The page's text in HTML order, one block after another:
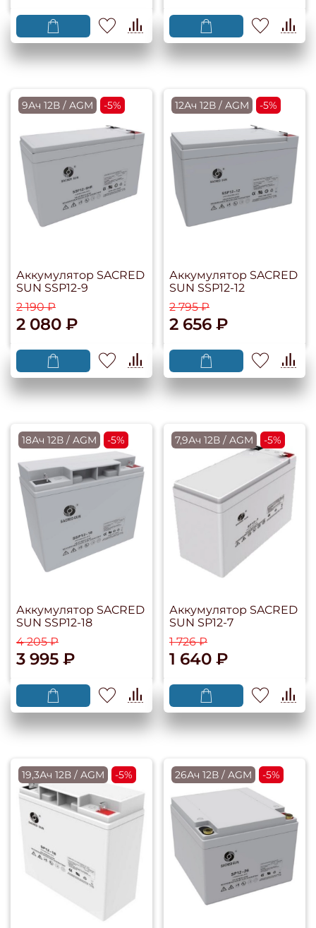
9Ач 12В / AGM -5%
Аккумулятор SACRED
SUN SSP12-9
2 190 ₽
2 080 ₽
12Ач 12В / AGM -5%
Аккумулятор SACRED
SUN SSP12-12
2 795 ₽
2 656 ₽
18Ач 12В / AGM -5%
Аккумулятор SACRED
SUN SSP12-18
4 205 ₽
3 995 ₽
7,9Ач 12В / AGM -5%
Аккумулятор SACRED
SUN SP12-7
1 726 ₽
1 640 ₽
19,3Ач 12В / AGM -5% 26Ач 12В / AGM -5%